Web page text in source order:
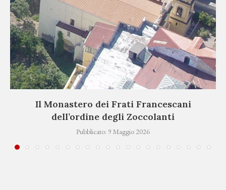
Il Monastero dei Frati Francescani
dell’ordine degli Zoccolanti
Pubblicato: 9 Maggio 2026